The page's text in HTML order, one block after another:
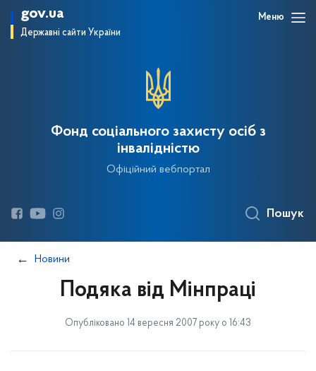
gov.ua
Державні сайти України
Меню
Фонд соціального захисту осіб з
інвалідністю
Офіційний вебпортал
Пошук
Новини
Подяка від Мінпраці
Опубліковано 14 вересня 2007 року о 16:43